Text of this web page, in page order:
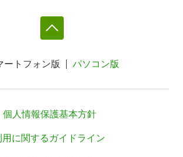
ートフォン版 パソコン版
個人情報保護基本方針
に関するガイドライン